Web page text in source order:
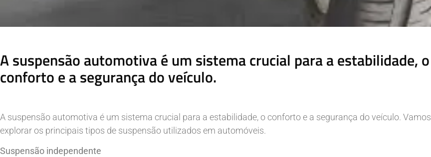
A suspensão automotiva é um sistema crucial para a estabilidade, o
conforto e a segurança do veículo.
A suspensão automotiva é um sistema crucial para a estabilidade, o conforto e a segurança do veículo. Vamos
explorar os principais tipos de suspensão utilizados em automóveis.
Suspensão independente